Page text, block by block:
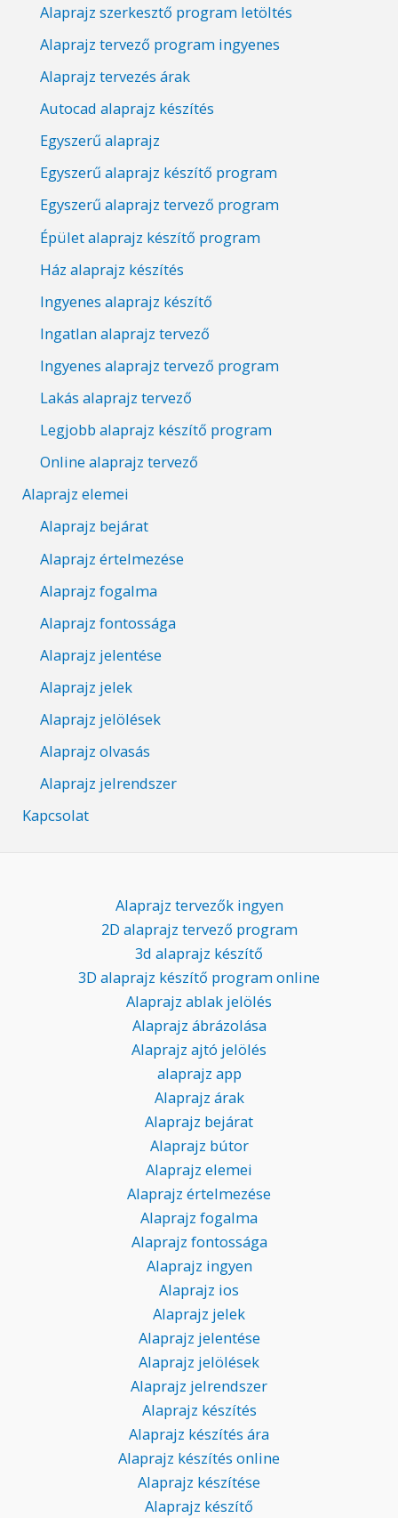
Alaprajz szerkesztő program letöltés
Alaprajz tervező program ingyenes
Alaprajz tervezés árak
Autocad alaprajz készítés
Egyszerű alaprajz
Egyszerű alaprajz készítő program
Egyszerű alaprajz tervező program
Épület alaprajz készítő program
Ház alaprajz készítés
Ingyenes alaprajz készítő
Ingatlan alaprajz tervező
Ingyenes alaprajz tervező program
Lakás alaprajz tervező
Legjobb alaprajz készítő program
Online alaprajz tervező
Alaprajz elemei
Alaprajz bejárat
Alaprajz értelmezése
Alaprajz fogalma
Alaprajz fontossága
Alaprajz jelentése
Alaprajz jelek
Alaprajz jelölések
Alaprajz olvasás
Alaprajz jelrendszer
Kapcsolat
Alaprajz tervezők ingyen
2D alaprajz tervező program
3d alaprajz készítő
3D alaprajz készítő program online
Alaprajz ablak jelölés
Alaprajz ábrázolása
Alaprajz ajtó jelölés
alaprajz app
Alaprajz árak
Alaprajz bejárat
Alaprajz bútor
Alaprajz elemei
Alaprajz értelmezése
Alaprajz fogalma
Alaprajz fontossága
Alaprajz ingyen
Alaprajz ios
Alaprajz jelek
Alaprajz jelentése
Alaprajz jelölések
Alaprajz jelrendszer
Alaprajz készítés
Alaprajz készítés ára
Alaprajz készítés online
Alaprajz készítése
Alaprajz készítő